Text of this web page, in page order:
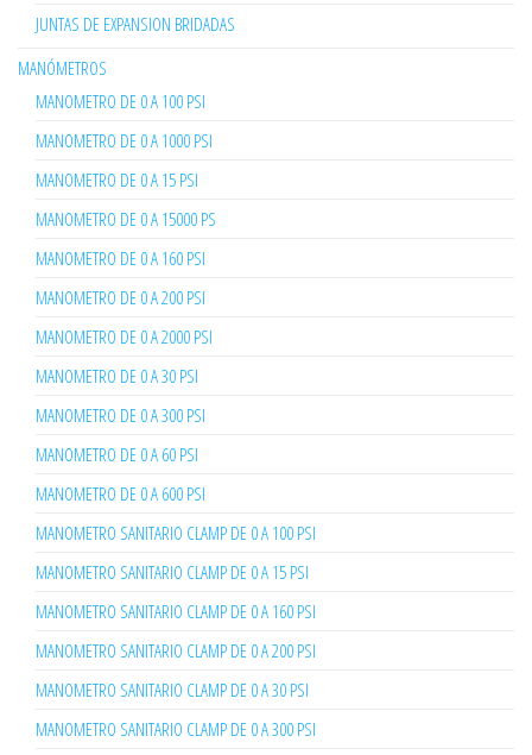
JUNTAS DE EXPANSION BRIDADAS
MANÓMETROS
MANOMETRO DE 0 A 100 PSI
MANOMETRO DE 0 A 1000 PSI
MANOMETRO DE 0 A 15 PSI
MANOMETRO DE 0 A 15000 PS
MANOMETRO DE 0 A 160 PSI
MANOMETRO DE 0 A 200 PSI
MANOMETRO DE 0 A 2000 PSI
MANOMETRO DE 0 A 30 PSI
MANOMETRO DE 0 A 300 PSI
MANOMETRO DE 0 A 60 PSI
MANOMETRO DE 0 A 600 PSI
MANOMETRO SANITARIO CLAMP DE 0 A 100 PSI
MANOMETRO SANITARIO CLAMP DE 0 A 15 PSI
MANOMETRO SANITARIO CLAMP DE 0 A 160 PSI
MANOMETRO SANITARIO CLAMP DE 0 A 200 PSI
MANOMETRO SANITARIO CLAMP DE 0 A 30 PSI
MANOMETRO SANITARIO CLAMP DE 0 A 300 PSI